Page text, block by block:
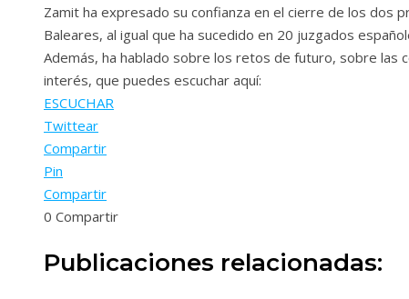
Zamit ha expresado su confianza en el cierre de los dos
Baleares, al igual que ha sucedido en 20 juzgados
Además, ha hablado sobre los retos de futuro, sobre las
interés, que puedes escuchar aquí:
ESCUCHAR
Twittear
Compartir
Pin
Compartir
0 Compartir
Publicaciones relacionadas: